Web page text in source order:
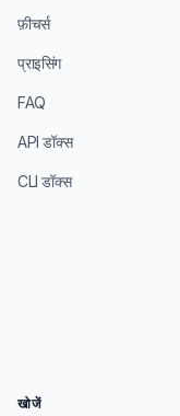
फ़ीचर्स
प्राइसिंग
FAQ
API डॉक्स
CLI डॉक्स
खोजें